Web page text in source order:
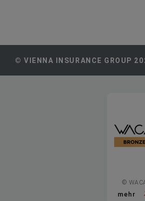
© VIENNA INSURANCE GROUP
©
mehr